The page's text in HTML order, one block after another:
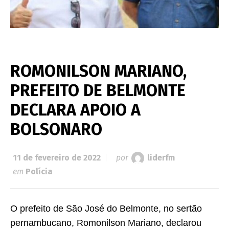
ROMONILSON MARIANO,
PREFEITO DE BELMONTE
DECLARA APOIO A
BOLSONARO
11 de fevereiro de 2022 por
liderfm
em Polícia
O prefeito de São José do Belmonte, no sertão
pernambucano, Romonilson Mariano, declarou